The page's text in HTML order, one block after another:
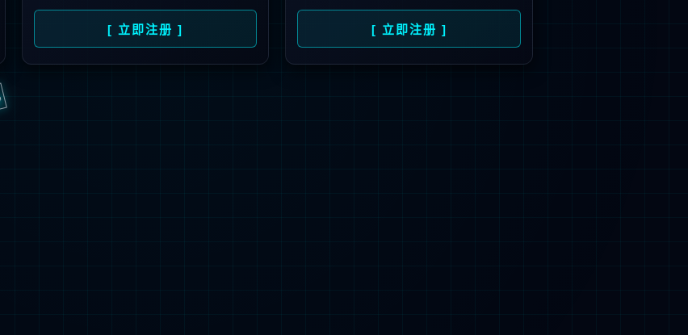
可能原因：网址有错误 >请检查地址是否完整或存在多余字符;
网址已失效 >可能页面已删除，活动已下线等
返回首页